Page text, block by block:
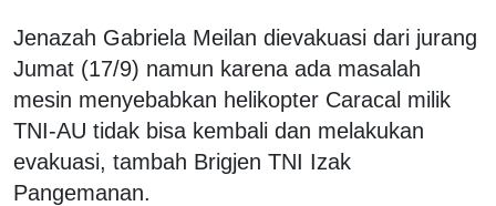
Jenazah Gabriela Meilan dievakuasi dari jurang
Jumat (17/9) namun karena ada masalah
mesin menyebabkan helikopter Caracal milik
TNI-AU tidak bisa kembali dan melakukan
evakuasi, tambah Brigjen TNI Izak
Pangemanan.